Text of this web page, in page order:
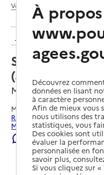
Voir le fil d’Ariane
Retour aux résultats
Service
(aide) – O2
Montaigu-Vendée,
Mis à jour le29/07/2026
Rechercher les
Montaigu-Vendée.
Signaler une erreur
À
Découvrez
données en lisant
à caractère
Afin de mieux vous
nous utilisons des
statistiques, vous
Des cookies sont
évaluer la
personnalisée en
savoir plus,
Si vous cliquez sur